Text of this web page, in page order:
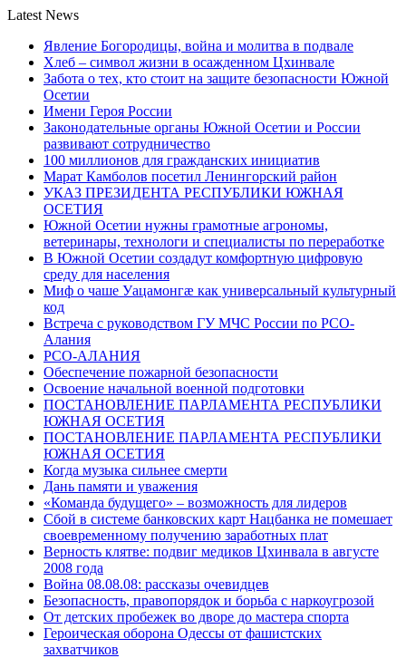
Latest News
Явление Богородицы, война и молитва в подвале
Хлеб – символ жизни в осажденном Цхинвале
Забота о тех, кто стоит на защите безопасности Южной
Осетии
Имени Героя России
Законодательные органы Южной Осетии и России
развивают сотрудничество
100 миллионов для гражданских инициатив
Марат Камболов посетил Ленингорский район
УКАЗ ПРЕЗИДЕНТА РЕСПУБЛИКИ ЮЖНАЯ
ОСЕТИЯ
Южной Осетии нужны грамотные агрономы,
ветеринары, технологи и специалисты по переработке
В Южной Осетии создадут комфортную цифровую
среду для населения
Миф о чаше Уацамонгæ как универсальный культурный
код
Встреча с руководством ГУ МЧС России по РСО-
Алания
РСО-АЛАНИЯ
Обеспечение пожарной безопасности
Освоение начальной военной подготовки
ПОСТАНОВЛЕНИЕ ПАРЛАМЕНТА РЕСПУБЛИКИ
ЮЖНАЯ ОСЕТИЯ
ПОСТАНОВЛЕНИЕ ПАРЛАМЕНТА РЕСПУБЛИКИ
ЮЖНАЯ ОСЕТИЯ
Когда музыка сильнее смерти
Дань памяти и уважения
«Команда будущего» – возможность для лидеров
Сбой в системе банковских карт Нацбанка не помешает
своевременному получению заработных плат
Верность клятве: подвиг медиков Цхинвала в августе
2008 года
Война 08.08.08: рассказы очевидцев
Безопасность, правопорядок и борьба с наркоугрозой
От детских пробежек во дворе до мастера спорта
Героическая оборона Одессы от фашистских
захватчиков